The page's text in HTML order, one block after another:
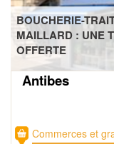
BOUCHERIE-
MAILLARD : UNE
OFFERTE
Antibes
Commerces et